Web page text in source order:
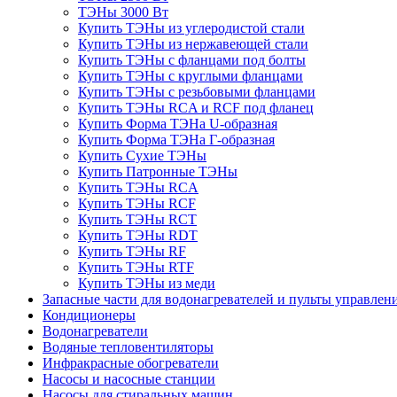
ТЭНы 3000 Вт
Купить ТЭНы из углеродистой стали
Купить ТЭНы из нержавеющей стали
Купить ТЭНы с фланцами под болты
Купить ТЭНы с круглыми фланцами
Купить ТЭНы с резьбовыми фланцами
Купить ТЭНы RCA и RCF под фланец
Купить Форма ТЭНа U-образная
Купить Форма ТЭНа Г-образная
Купить Сухие ТЭНы
Купить Патронные ТЭНы
Купить ТЭНы RCA
Купить ТЭНы RCF
Купить ТЭНы RCT
Купить ТЭНы RDT
Купить ТЭНы RF
Купить ТЭНы RTF
Купить ТЭНы из меди
Запасные части для водонагревателей и пульты
Кондиционеры
Водонагреватели
Водяные тепловентиляторы
Инфракрасные обогреватели
Насосы и насосные станции